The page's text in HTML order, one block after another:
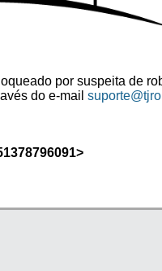
por suspeita de
do e-mail